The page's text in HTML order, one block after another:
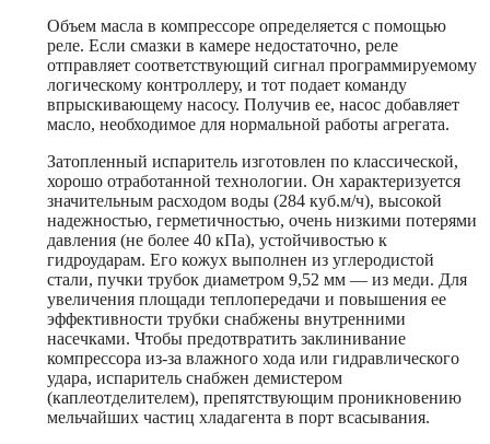
Объем масла в компрессоре определяется с помощью
реле. Если смазки в камере недостаточно, реле
отправляет соответствующий сигнал программируемому
логическому контроллеру, и тот подает команду
впрыскивающему насосу. Получив ее, насос добавляет
масло, необходимое для нормальной работы агрегата.
Затопленный испаритель изготовлен по классической,
хорошо отработанной технологии. Он характеризуется
значительным расходом воды (284 куб.м/ч), высокой
надежностью, герметичностью, очень низкими потерями
давления (не более 40 кПа), устойчивостью к
гидроударам. Его кожух выполнен из углеродистой
стали, пучки трубок диаметром 9,52 мм — из меди. Для
увеличения площади теплопередачи и повышения ее
эффективности трубки снабжены внутренними
насечками. Чтобы предотвратить заклинивание
компрессора из-за влажного хода или гидравлического
удара, испаритель снабжен демистером
(каплеотделителем), препятствующим проникновению
мельчайших частиц хладагента в порт всасывания.